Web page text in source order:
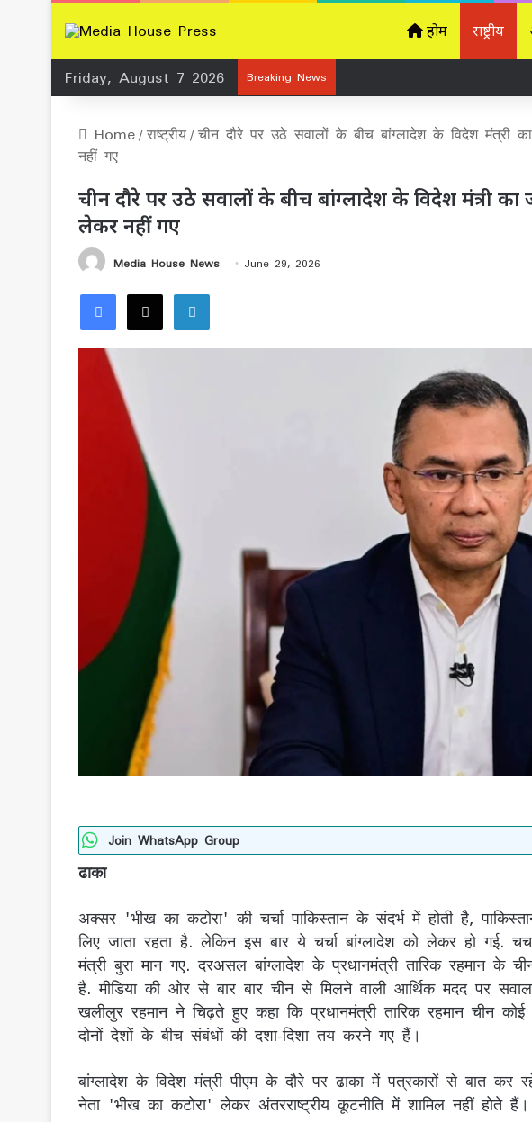
होम राष्ट्रीय
Friday, August 7 2026
Breaking News
Home/राष्ट्रीय/चीन दौरे पर उठे सवालों के बीच बांग्लादेश के विदेश मंत्री
नहीं गए
चीन दौरे पर उठे सवालों के बीच बांग्लादेश के विदेश मंत्री
लेकर नहीं गए
Media House News June 29, 2026
Facebook
X LinkedIn
Join WhatsApp Group
ढाका
अक्सर 'भीख का कटोरा' की चर्चा पाकिस्तान के संदर्भ में होती है,
लिए जाता रहता है. लेकिन इस बार ये चर्चा बांग्लादेश को लेकर हो गई.
मंत्री बुरा मान गए. दरअसल बांग्लादेश के प्रधानमंत्री तारिक रहमान के
है. मीडिया की ओर से बार बार चीन से मिलने वाली आर्थिक मदद पर
खलीलुर रहमान ने चिढ़ते हुए कहा कि प्रधानमंत्री तारिक रहमान चीन
दोनों देशों के बीच संबंधों की दशा-दिशा तय करने गए हैं।
बांग्लादेश के विदेश मंत्री पीएम के दौरे पर ढाका में पत्रकारों से बात
नेता 'भीख का कटोरा' लेकर अंतरराष्ट्रीय कूटनीति में शामिल नहीं होते हैं।